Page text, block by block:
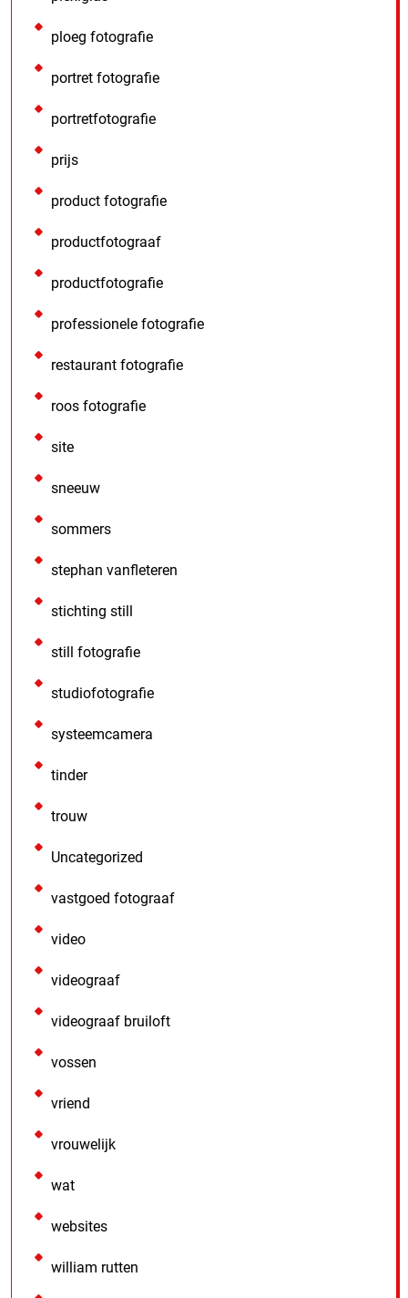
ploeg fotografie
portret fotografie
portretfotografie
prijs
product fotografie
productfotograaf
productfotografie
professionele fotografie
restaurant fotografie
roos fotografie
site
sneeuw
sommers
stephan vanfleteren
stichting still
still fotografie
studiofotografie
systeemcamera
tinder
trouw
Uncategorized
vastgoed fotograaf
video
videograaf
videograaf bruiloft
vossen
vriend
vrouwelijk
wat
websites
william rutten